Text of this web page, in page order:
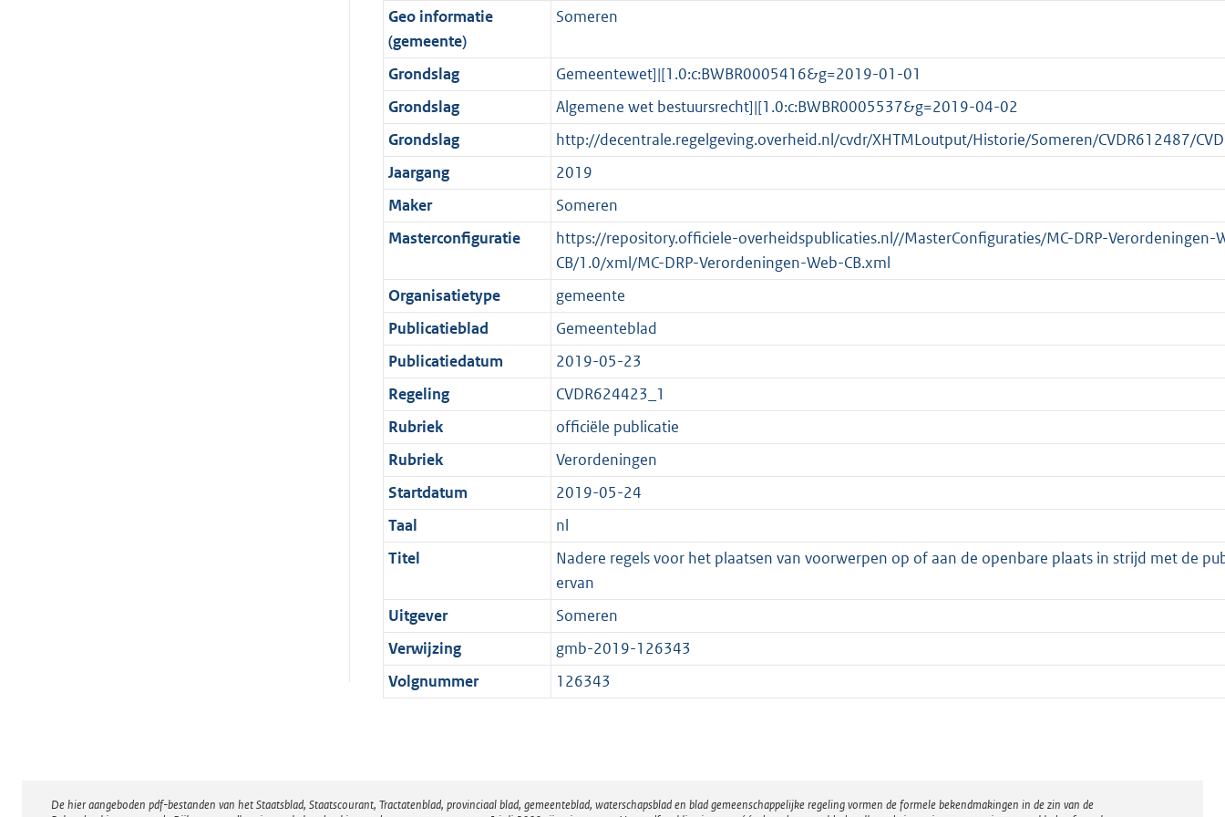
o
r
m
a
a
t
f
o
r
m
a
a
t
n
f
o
r
m
a
a
t
b
i
n
f
o
r
m
a
a
t
K
b
o
t
e
:
2
K
b
o
t
t
e
:
K
b
Geo informatie
(gemeente)
Someren
Grondslag
Gemeentewet]|[1.0:c:BWBR0005416&g=2019-01-01
Grondslag
Algemene wet bestuursrecht]|[1.0:c:BWBR0005537&g=2019-04-02
Grondslag
http://decentrale.regelgeving.overheid.nl/cvdr/XHTMLoutput/Historie/Someren/CVDR612487/
Jaargang
2019
Maker
Someren
Masterconfiguratie
https://repository.officiele-overheidspublicaties.nl//MasterConfiguraties/MC-DRP-Verordeningen-
CB/1.0/xml/MC-DRP-Verordeningen-Web-CB.xml
Organisatietype
gemeente
Publicatieblad
Gemeenteblad
Publicatiedatum
2019-05-23
Regeling
CVDR624423_1
Rubriek
officiële publicatie
Rubriek
Verordeningen
Startdatum
2019-05-24
Taal
nl
Titel
Nadere regels voor het plaatsen van voorwerpen op of aan de openbare plaats in strijd met de
ervan
Uitgever
Someren
Verwijzing
gmb-2019-126343
Volgnummer
126343
De hier aangeboden pdf-bestanden van het Staatsblad, Staatscourant, Tractatenblad, provinciaal blad, gemeenteblad, waterschapsblad en blad gemeenschappelijke regeling vormen de formele bekendmakingen in de zin van de